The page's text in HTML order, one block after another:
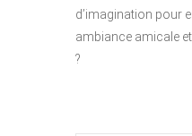
d’imagination pour
ambiance amicale
?